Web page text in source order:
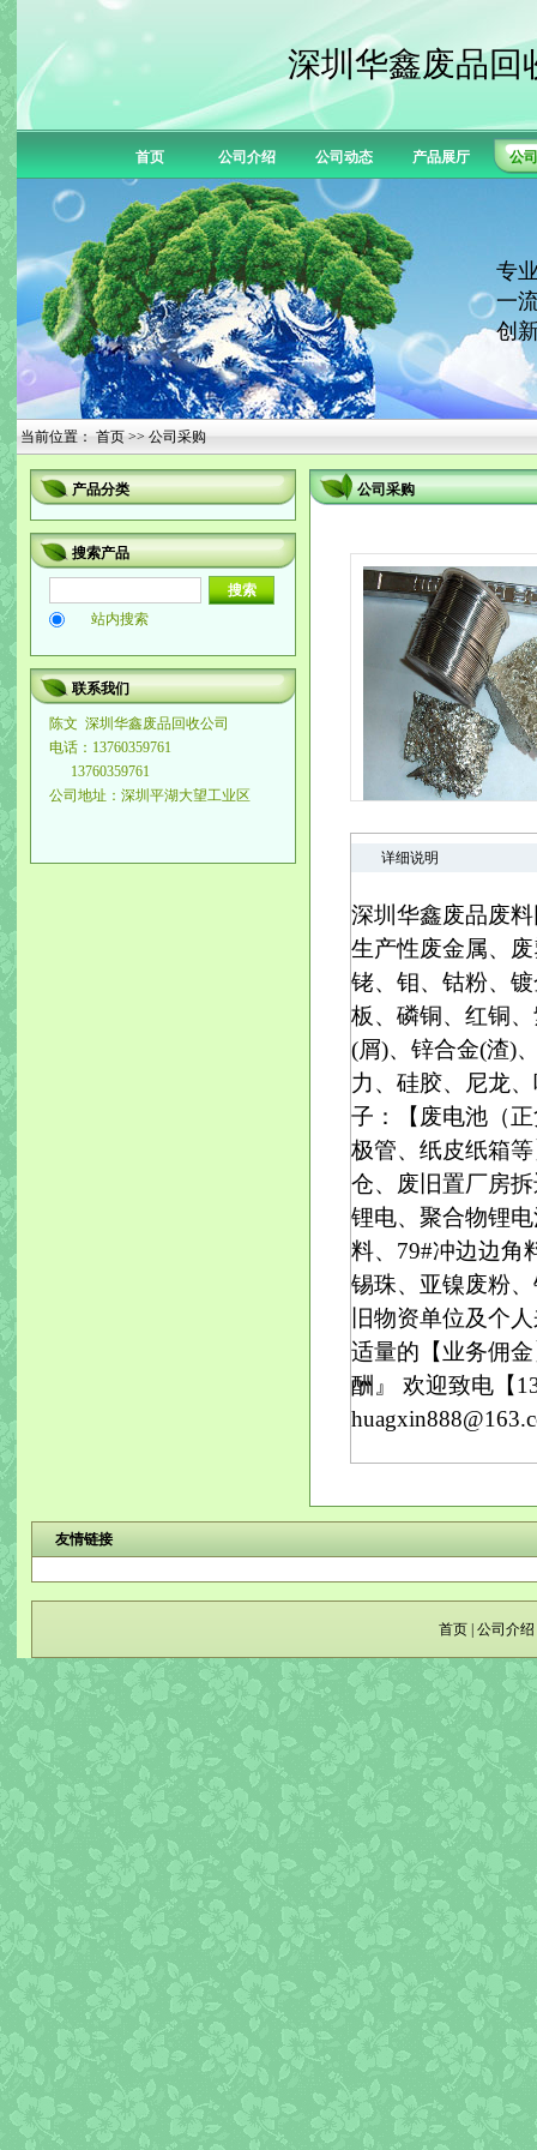
深圳华鑫废品回
首页 公司介绍 公司动态 产品展厅 公
专
一
创
当前位置： 首页 >> 公司采购
产品分类
搜索产品
站内搜索
联系我们
陈文 深圳华鑫废品回收公司
电话：13760359761
13760359761
公司地址：深圳平湖大望工业区
公司采购
详细说明
深圳华鑫废品废
生产性废金属、
铑、钼、钴粉、
板、磷铜、红铜
(屑)、锌合金(渣)
力、硅胶、尼龙
子：【废电池（
极管、纸皮纸箱
仓、废旧置厂房
锂电、聚合物锂
料、79#冲边边角
锡珠、亚镍废粉
旧物资单位及个
适量的【业务佣
酬』 欢迎致电【
友情链接
首页 公司介绍